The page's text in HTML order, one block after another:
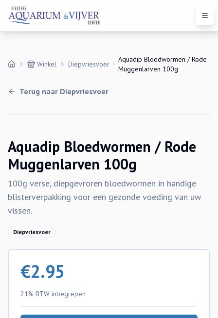
Winkel Diepvriesvoer
Aquadip Bloedwormen / Rode
Muggenlarven 100g
Terug naar Diepvriesvoer
Aquadip Bloedwormen / Rode
Muggenlarven 100g
100g verse, diepgevroren bloedwormen in handige
blisterverpakking voor een gezonde voeding van uw
vissen.
Diepvriesvoer
€2.95
21% BTW inbegrepen